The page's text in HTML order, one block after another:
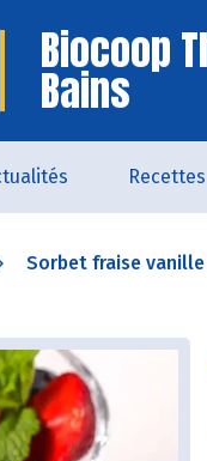
Biocoop
Bains
Recettes
Sorbet fraise vanille